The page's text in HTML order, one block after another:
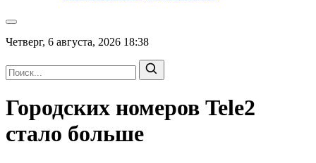
Четверг, 6 августа, 2026 18:38
Городских номеров Tele2
стало больше